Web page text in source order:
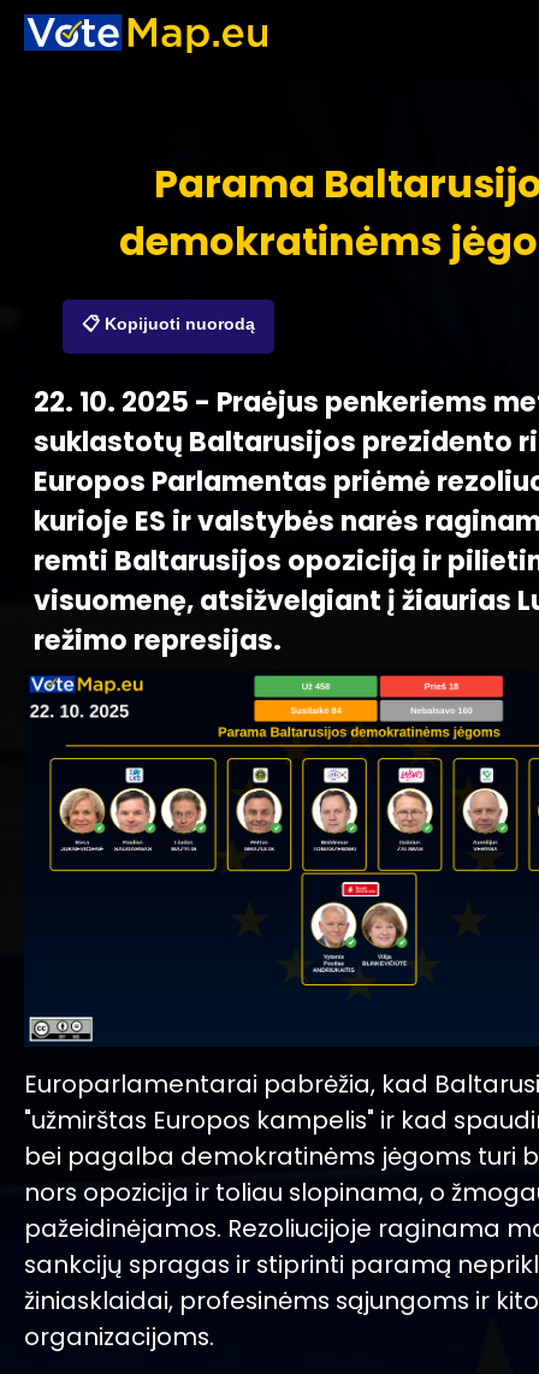
Parama
demokratinėms
📋 Kopijuoti nuorodą
22. 10. 2025 - Praėjus penkeriems
suklastotų Baltarusijos prezidento
Europos Parlamentas priėmė
kurioje ES ir valstybės narės
remti Baltarusijos opoziciją ir
visuomenę, atsižvelgiant į žiaurias
režimo represijas.
Europarlamentarai pabrėžia, kad
"užmirštas Europos kampelis" ir kad
bei pagalba demokratinėms jėgoms turi
nors opozicija ir toliau slopinama, o
pažeidinėjamos. Rezoliucijoje raginama
sankcijų spragas ir stiprinti paramą
žiniasklaidai, profesinėms sąjungoms ir
organizacijoms.